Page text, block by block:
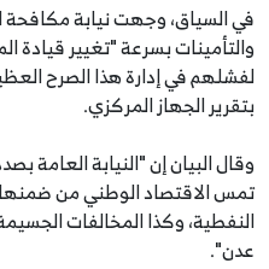
في السياق، وجهت نيابة مكافحة
والتأمينات بسرعة "تغيير قيادة
لفشلهم في إدارة هذا الصرح
بتقرير الجهاز المركزي.
وقال البيان إن "النيابة العامة
تمس الاقتصاد الوطني من
النفطية، وكذا المخالفات
عدن".